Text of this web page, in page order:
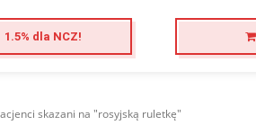
1.5% dla NCZ!
skazani na "rosyjską ruletkę"